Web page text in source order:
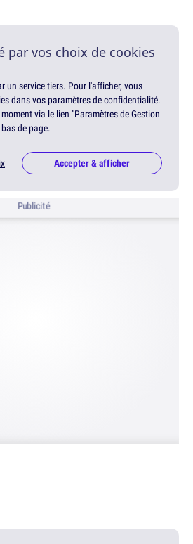
par vos choix de cookies
un service tiers. Pour l'afficher, vous
dans vos paramètres de confidentialité.
via le lien "Paramètres de Gestion
de page.
Accepter & afficher
Publicité